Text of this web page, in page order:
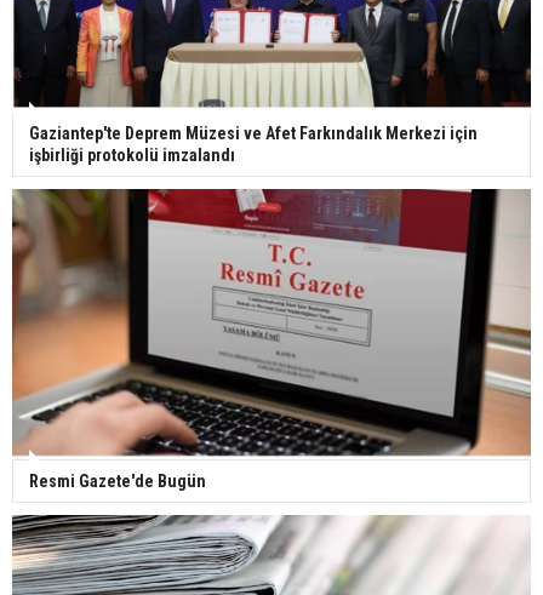
insanları hayata döndürecek keşif
Ünlü türkücü Mahmut Tuncer estetik operasyon
geçirdi: Son hali gündem oldu
Yerli turist 229,7 milyar lira seyahat harcaması
Gazze'deki Sağlık Bakanlığı duyurdu: Vahşetin
pençesinde 2 salgın vaka tespit edildi
Gaziantep'te Deprem Müzesi ve Afet Farkındalık Merkezi için
işbirliği protokolü imzalandı
Resmi Gazete'de Bugün